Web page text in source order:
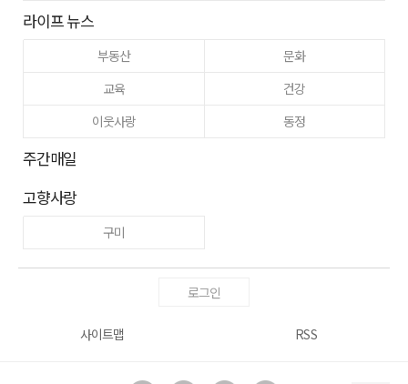
라이프 뉴스
부동산
문화
교육
건강
이웃사랑
동정
주간매일
고향사랑
구미
로그인
사이트맵 RSS